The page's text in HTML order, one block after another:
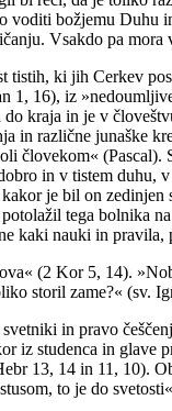
voditi božjemu
Vsakdo pa
tistih, ki jih Cerkev
1, 16), iz
kraja in je v
in različne junaške
človekom«
in v tistem duhu,
je bil on
tega bolnika
kaki nauki in
(2 Kor 5, 14).
storil zame?« (sv.
in pravo
iz studenca in glave
13, 14 in 11, 10).
to je do